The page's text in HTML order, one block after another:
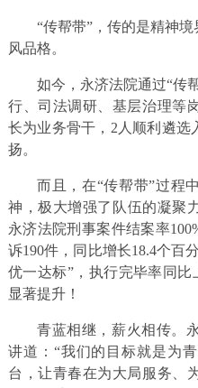
“传帮带”，传的是精神
风品格。
如今，永济法院通过“传
行、司法调研、基层治理等
长为业务骨干，2人顺利遴选
扬。
而且，在“传帮带”过程
神，极大增强了队伍的凝聚
永济法院刑事案件结案率
诉190件，同比增长18.4个百
优一达标”，执行完毕率同
显著提升！
青蓝相继，薪火相传。
讲道：“我们的目标就是为
台，让青春在为大局服务、